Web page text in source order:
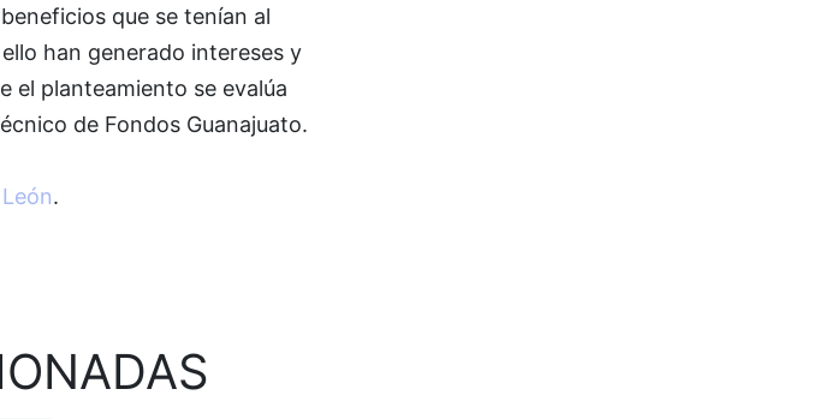
que se tenían al
han generado intereses y
el planteamiento se evalúa
de Fondos Guanajuato.
.